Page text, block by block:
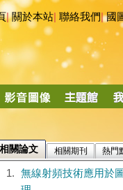
|關於本站 聯絡我們|國
相關論文 相關期刊 熱門
1.
無線射頻技術應用於